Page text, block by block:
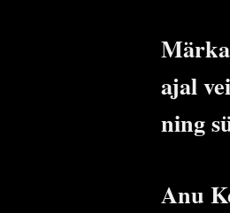
ajal
ning
Anu